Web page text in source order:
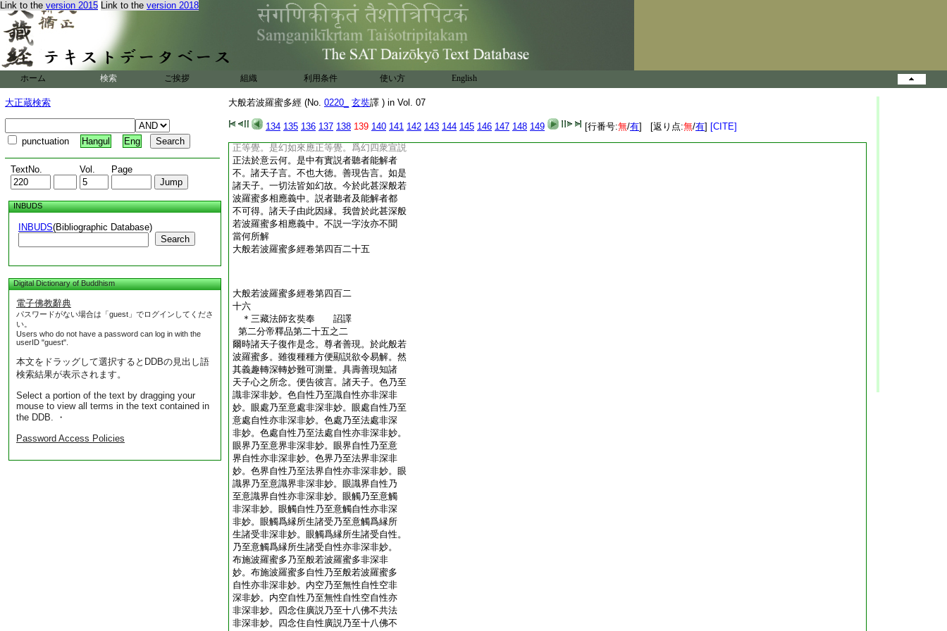
Link to the version 2015 Link to the version 2018
ホーム 検索 ご挨拶 組織 利用条件 使い方 English
大正蔵検索
punctuation Hangul Eng
TextNo. Vol. Page
INBUDS
INBUDS(Bibliographic Database)
Search
Digital Dictionary of Buddhism
電子佛教辭典
パスワードがない場合は「guest」でログインしてくださ
い。
Users who do not have a password can log in with the
userID "guest".
本文をドラッグして選択するとDDBの見出し語
検索結果が表示されます。
Select a portion of the text by dragging your
mouse to view all terms in the text contained in
the DDB. ・
Password Access Policies
大般若波羅蜜多經 (No. 0220_ 玄奘譯 ) in Vol. 07
134 135 136 137 138 139 140 141 142 143 144 145 146 147 148 149 [行番号:無/有] [返り点:無/有] [CITE]
於意云何。是中有實能説能聽能解者不。
諸天子言。不也大徳。善現告言。如是諸天
子。一切法皆如夢故。今於此甚深般若波羅
蜜多相應義中。説者聽者及能解者都不可
得。諸天子。如有二人處一山谷。各住一面
讃佛法僧倶時發響。於意云何。此二響聲能
互相聞互相解不。諸天子言。不也大徳。善
現告言。如是諸天子。一切法皆如響故。今
於此甚深般若波羅蜜多相應義中。説者聽
者及能解者都不可得。諸天子。如巧幻師
正等覺。是幻如來應正等覺。爲幻四衆宣説
正法於意云何。是中有實説者聽者能解者
不。諸天子言。不也大徳。善現告言。如是
諸天子。一切法皆如幻故。今於此甚深般若
波羅蜜多相應義中。説者聽者及能解者都
不可得。諸天子由此因縁。我曾於此甚深般
若波羅蜜多相應義中。不説一字汝亦不聞
當何所解
大般若波羅蜜多經卷第四百二十五
大般若波羅蜜多經卷第四百二
十六
＊三藏法師玄奘奉 詔譯
第二分帝釋品第二十五之二
爾時諸天子復作是念。尊者善現。於此般若
波羅蜜多。雖復種種方便顯説欲令易解。然
其義趣轉深轉妙難可測量。具壽善現知諸
天子心之所念。便告彼言。諸天子。色乃至
識非深非妙。色自性乃至識自性亦非深非
妙。眼處乃至意處非深非妙。眼處自性乃至
意處自性亦非深非妙。色處乃至法處非深
非妙。色處自性乃至法處自性亦非深非妙。
眼界乃至意界非深非妙。眼界自性乃至意
界自性亦非深非妙。色界乃至法界非深非
妙。色界自性乃至法界自性亦非深非妙。眼
識界乃至意識界非深非妙。眼識界自性乃
至意識界自性亦非深非妙。眼觸乃至意觸
非深非妙。眼觸自性乃至意觸自性亦非深
非妙。眼觸爲縁所生諸受乃至意觸爲縁所
生諸受非深非妙。眼觸爲縁所生諸受自性。
乃至意觸爲縁所生諸受自性亦非深非妙。
布施波羅蜜多乃至般若波羅蜜多非深非
妙。布施波羅蜜多自性乃至般若波羅蜜多
自性亦非深非妙。内空乃至無性自性空非
深非妙。内空自性乃至無性自性空自性亦
非深非妙。四念住廣説乃至十八佛不共法
非深非妙。四念住自性廣説乃至十八佛不